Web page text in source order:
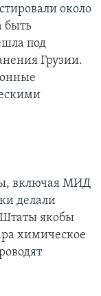
около
быть
под
Грузии.
включая МИД
делали
якобы
химическое